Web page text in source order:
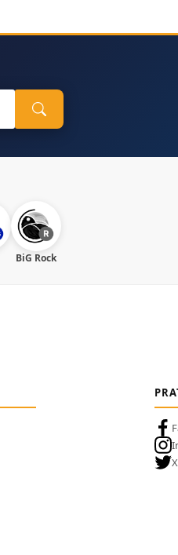
BiG Rock